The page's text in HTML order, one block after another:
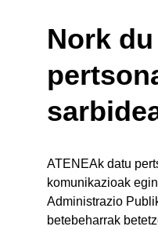
Nork
ATENEAk datu
komunikazioak
Administrazio
betebeharrak